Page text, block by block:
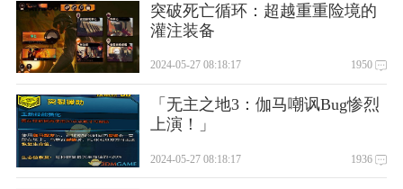
录”或“企业网银登录”进行登录，然后根据系统弹出提示设置首
次登录密码。
突破死亡循环：超越重重险境的
灌注装备
2024-05-27 08:18:17 1950
「无主之地3：伽马嘲讽Bug惨烈
上演！」
2024-05-27 08:18:17 1936